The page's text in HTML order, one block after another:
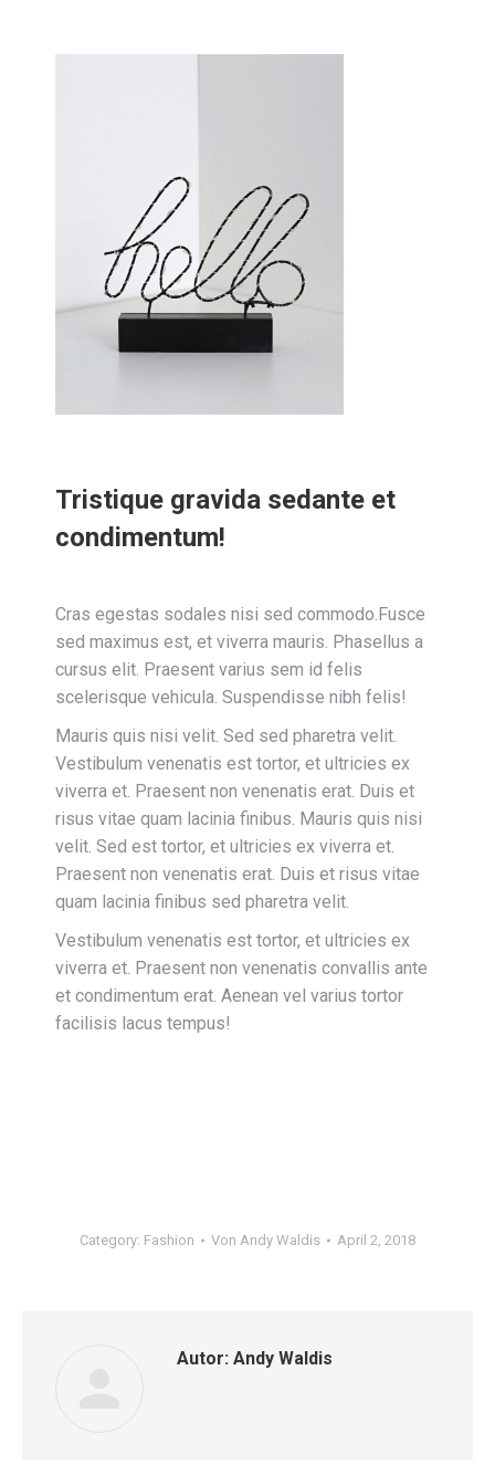
Tristique gravida sedante et
condimentum!
Cras egestas sodales nisi sed commodo.Fusce
sed maximus est, et viverra mauris. Phasellus a
cursus elit. Praesent varius sem id felis
scelerisque vehicula. Suspendisse nibh felis!
Mauris quis nisi velit. Sed sed pharetra velit.
Vestibulum venenatis est tortor, et ultricies ex
viverra et. Praesent non venenatis erat. Duis et
risus vitae quam lacinia finibus. Mauris quis nisi
velit. Sed est tortor, et ultricies ex viverra et.
Praesent non venenatis erat. Duis et risus vitae
quam lacinia finibus sed pharetra velit.
Vestibulum venenatis est tortor, et ultricies ex
viverra et. Praesent non venenatis convallis ante
et condimentum erat. Aenean vel varius tortor
facilisis lacus tempus!
Category: Fashion Von Andy Waldis April 2, 2018
Autor: Andy Waldis